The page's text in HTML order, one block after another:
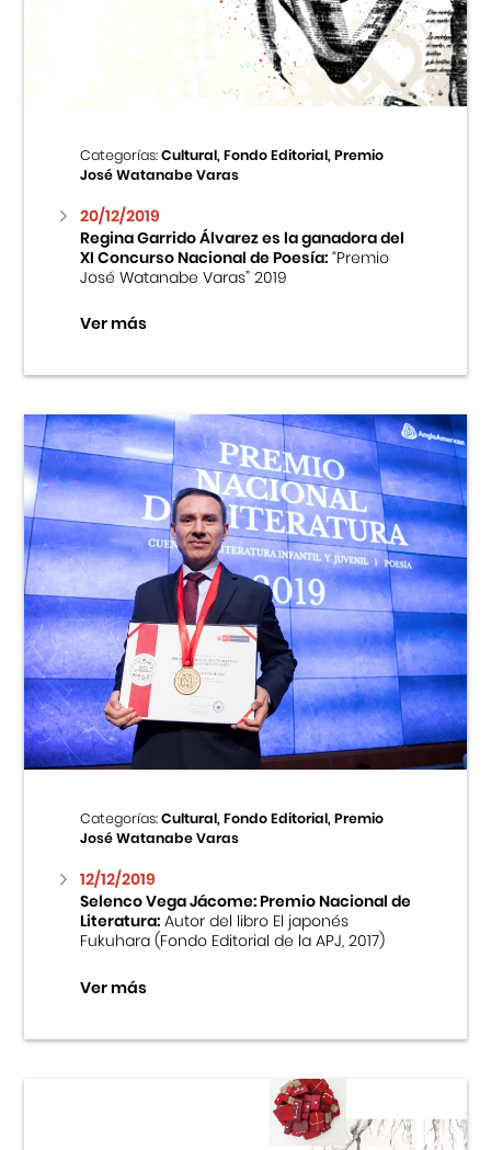
Centro Cultural Peruano Japonés
Museo de la Inmigración Japonesa
Teatro Peruano Japonés
Categorías:Cultural, Fondo Editorial, Premio
José Watanabe Varas
20/12/2019
Regina Garrido Álvarez es la ganadora del
XI Concurso Nacional de Poesía:“Premio
José Watanabe Varas” 2019
Ver más
Categorías:Cultural, Fondo Editorial, Premio
José Watanabe Varas
12/12/2019
Selenco Vega Jácome: Premio Nacional de
Literatura:Autor del libro El japonés
Fukuhara (Fondo Editorial de la APJ, 2017)
Ver más